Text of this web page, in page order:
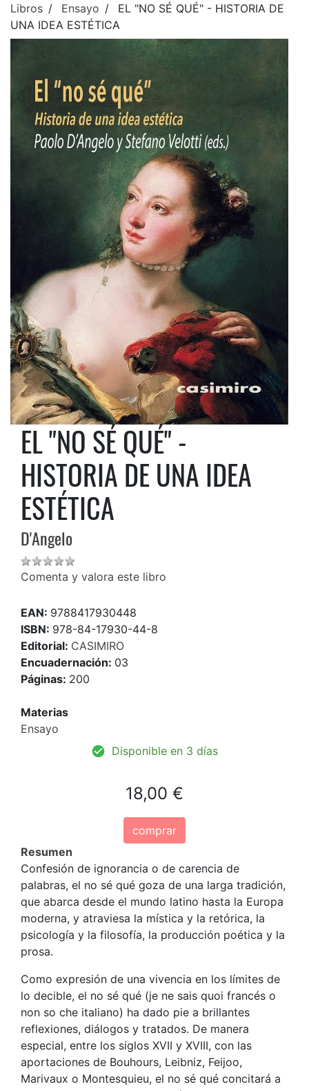
Libros Ensayo
EL "NO SÉ QUÉ" - HISTORIA DE
UNA IDEA ESTÉTICA
EL "NO SÉ QUÉ" -
HISTORIA DE UNA IDEA
ESTÉTICA
D'Angelo
Comenta y valora este libro
EAN: 9788417930448
ISBN: 978-84-17930-44-8
Editorial: CASIMIRO
Encuadernación: 03
Páginas: 200
Materias
Ensayo
Disponible en 3 días
18,00 €
comprar
Resumen
Confesión de ignorancia o de carencia de
palabras, el no sé qué goza de una larga tradición,
que abarca desde el mundo latino hasta la Europa
moderna, y atraviesa la mística y la retórica, la
psicología y la filosofía, la producción poética y la
prosa.
Como expresión de una vivencia en los límites de
lo decible, el no sé qué (je ne sais quoi francés o
non so che italiano) ha dado pie a brillantes
reflexiones, diálogos y tratados. De manera
especial, entre los siglos XVII y XVIII, con las
aportaciones de Bouhours, Leibniz, Feijoo,
Marivaux o Montesquieu, el no sé qué concitará a